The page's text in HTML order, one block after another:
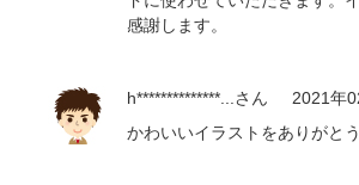
感謝します。
h**************...さん
2021年
かわいいイラストをありがと